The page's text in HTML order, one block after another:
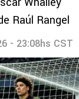
Raúl Rangel
- 23:08hs CST